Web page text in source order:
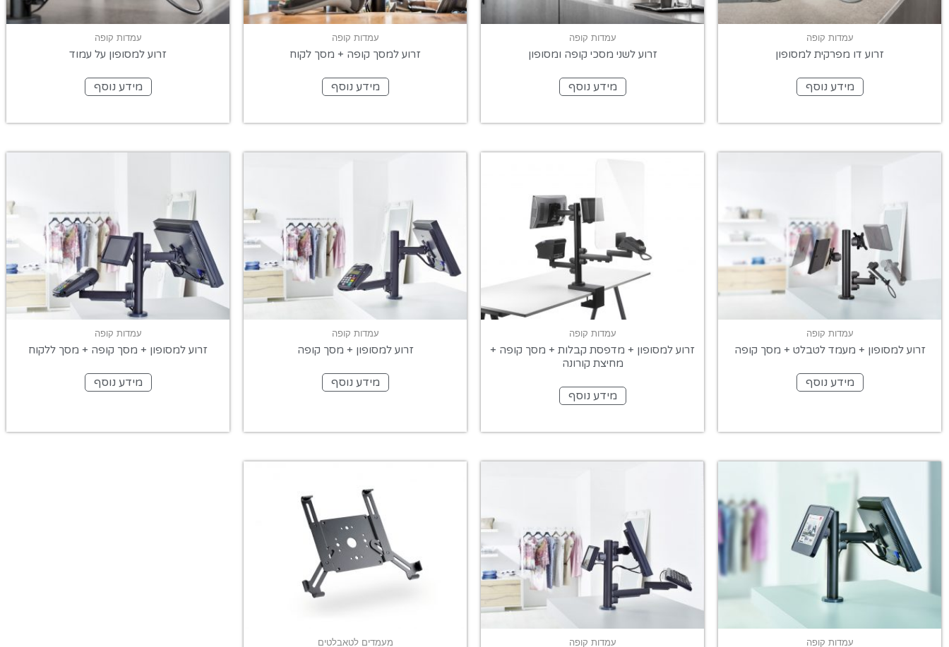
עמדות קופה
זרוע דו מפרקית למסופון
מידע נוסף
עמדות קופה
זרוע לשני מסכי קופה ומסופון
מידע נוסף
עמדות קופה
זרוע למסך קופה + מסך לקוח
מידע נוסף
עמדות קופה
זרוע למסופון על עמוד
מידע נוסף
עמדות קופה
זרוע למסופון + מעמד לטבלט + מסך קופה
מידע נוסף
עמדות קופה
זרוע למסופון + מדפסת קבלות + מסך קופה +
מחיצת קורונה
מידע נוסף
עמדות קופה
זרוע למסופון + מסך קופה
מידע נוסף
עמדות קופה
זרוע למסופון + מסך קופה + מסך ללקוח
מידע נוסף
עמדות קופה עמדות קופה מעמדים לטאבלטים